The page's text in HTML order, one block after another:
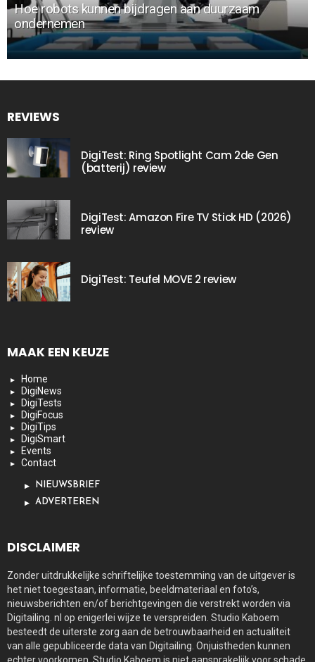
Hoe robots kunnen bijdragen aan duurzaam
ondernemen
REVIEWS
DigiTest: Ring Spotlight Cam 2de Gen
(batterij) review
DigiTest: Amazon Fire TV Stick HD (2026)
review
DigiTest: Teufel MOVE 2 review
MAAK EEN KEUZE
Home
DigiNews
DigiTests
DigiFocus
DigiTips
DigiSmart
Events
Contact
NIEUWSBRIEF
ADVERTEREN
DISCLAIMER
Zonder uitdrukkelijke schriftelijke toestemming van de uitgever is
het niet toegestaan, informatie, beeldmateriaal en foto’s,
nieuwsberichten en/of berichtgevingen die verstrekt worden via
Digitailing. nl op enigerlei wijze te verspreiden. Studio Kaboem
besteedt de uiterste zorg aan de betrouwbaarheid en actualiteit
van alle gepubliceerde data van Digitailing. Onjuistheden kunnen